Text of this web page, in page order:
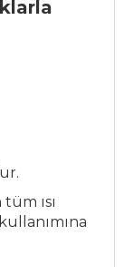
ısı